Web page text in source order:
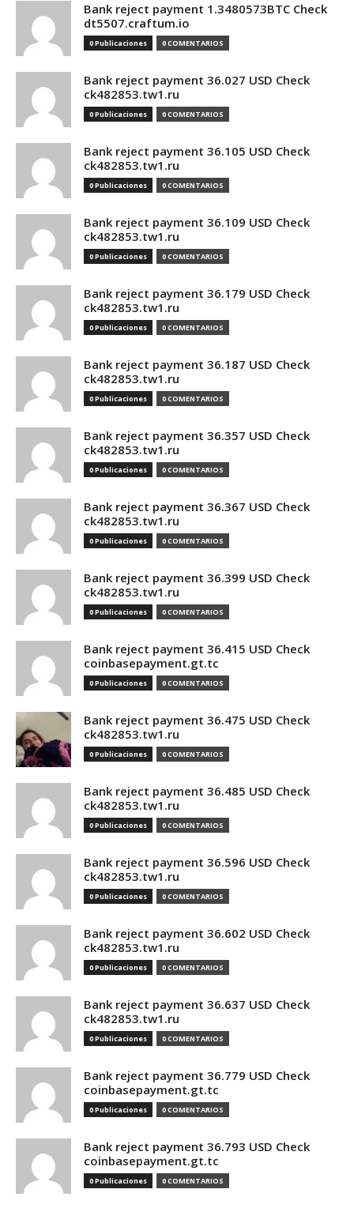
Bank reject payment 1.3480573BTC Check
dt5507.craftum.io
0 Publicaciones 0 COMENTARIOS
Bank reject payment 36.027 USD Check
ck482853.tw1.ru
0 Publicaciones 0 COMENTARIOS
Bank reject payment 36.105 USD Check
ck482853.tw1.ru
0 Publicaciones 0 COMENTARIOS
Bank reject payment 36.109 USD Check
ck482853.tw1.ru
0 Publicaciones 0 COMENTARIOS
Bank reject payment 36.179 USD Check
ck482853.tw1.ru
0 Publicaciones 0 COMENTARIOS
Bank reject payment 36.187 USD Check
ck482853.tw1.ru
0 Publicaciones 0 COMENTARIOS
Bank reject payment 36.357 USD Check
ck482853.tw1.ru
0 Publicaciones 0 COMENTARIOS
Bank reject payment 36.367 USD Check
ck482853.tw1.ru
0 Publicaciones 0 COMENTARIOS
Bank reject payment 36.399 USD Check
ck482853.tw1.ru
0 Publicaciones 0 COMENTARIOS
Bank reject payment 36.415 USD Check
coinbasepayment.gt.tc
0 Publicaciones 0 COMENTARIOS
Bank reject payment 36.475 USD Check
ck482853.tw1.ru
0 Publicaciones 0 COMENTARIOS
Bank reject payment 36.485 USD Check
ck482853.tw1.ru
0 Publicaciones 0 COMENTARIOS
Bank reject payment 36.596 USD Check
ck482853.tw1.ru
0 Publicaciones 0 COMENTARIOS
Bank reject payment 36.602 USD Check
ck482853.tw1.ru
0 Publicaciones 0 COMENTARIOS
Bank reject payment 36.637 USD Check
ck482853.tw1.ru
0 Publicaciones 0 COMENTARIOS
Bank reject payment 36.779 USD Check
coinbasepayment.gt.tc
0 Publicaciones 0 COMENTARIOS
Bank reject payment 36.793 USD Check
coinbasepayment.gt.tc
0 Publicaciones 0 COMENTARIOS